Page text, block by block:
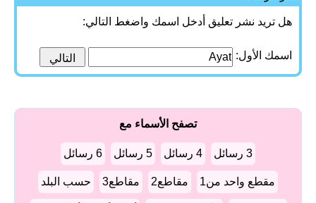
هل تريد نشر تعليق أدخل اسمك واضغط التالي:
اسمك الأول:
تصفح الأسماء مع
3 رسائل 4 رسائل 5 رسائل 6 رسائل
مقطع واحد من1 مقاطع2 مقاطع3 حسب البلد